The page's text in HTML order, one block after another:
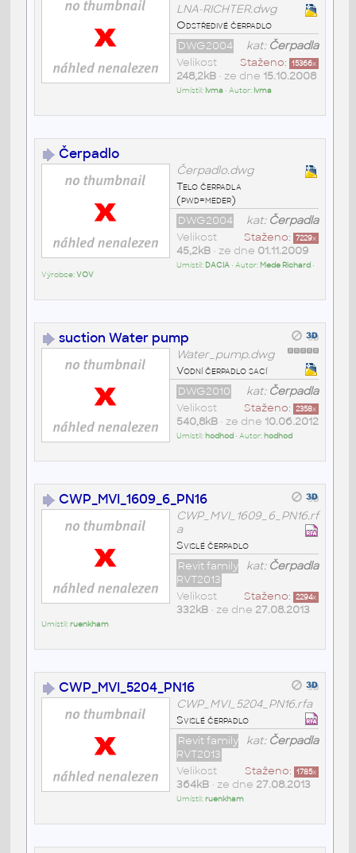
LNA-RICHTER.dwg
Odstředivé čerpadlo
kat: Čerpadla
DWG2004
Staženo: 15366x
Velikost
248,2kB• ze dne 15.10.2008
Umístil: Ivma • Autor: Ivma
Čerpadlo
Čerpadlo.dwg
Telo čerpadla
(pwd=meder)
kat: Čerpadla
DWG2004
Staženo: 7229x
Velikost
45,2kB• ze dne 01.11.2009
Umístil: DACIA• Autor: Mede Richard •
Výrobce:VOV
suction Water pump
Water_pump.dwg
Vodní čerpadlo sací
kat: Čerpadla
DWG2010
Staženo: 2358x
Velikost
540,8kB• ze dne 10.06.2012
Umístil: hodhod • Autor: hodhod
CWP_MVI_1609_6_PN16
CWP_MVI_1609_6_PN16.rf
a
Svislé čerpadlo
kat: Čerpadla
Revit family
RVT2013
Staženo: 2294x
Velikost
332kB• ze dne 27.08.2013
Umístil:ruenkham
CWP_MVI_5204_PN16
CWP_MVI_5204_PN16.rfa
Svislé čerpadlo
kat: Čerpadla
Revit family
RVT2013
Staženo: 1785x
Velikost
364kB• ze dne 27.08.2013
Umístil:ruenkham